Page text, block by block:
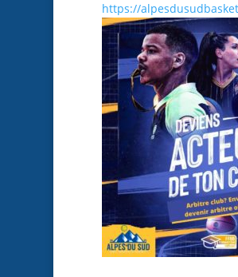
https://